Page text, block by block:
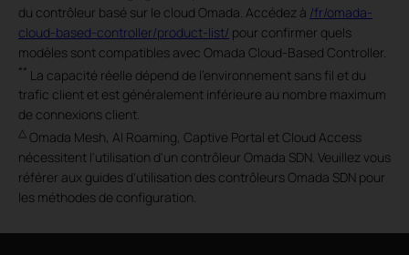
du contrôleur basé sur le cloud Omada. Accédez à /fr/omada-
cloud-based-controller/product-list/ pour confirmer quels
modèles sont compatibles avec Omada Cloud-Based Controller.
** La capacité réelle dépend de l'environnement sans fil et du
trafic client et est généralement inférieure au nombre maximum
de connexions client.
△ Omada Mesh, AI Roaming, Captive Portal et Cloud Access
nécessitent l'utilisation d'un contrôleur Omada SDN. Veuillez vous
référer aux guides d'utilisation des contrôleurs Omada SDN pour
les méthodes de configuration.